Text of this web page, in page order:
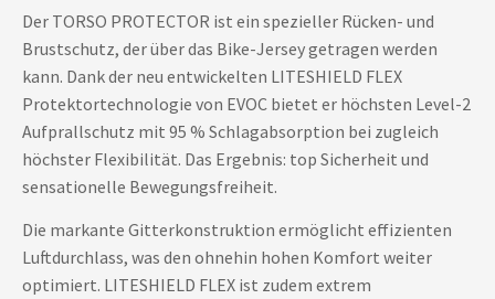
Der TORSO PROTECTOR ist ein spezieller Rücken- und
Brustschutz, der über das Bike-Jersey getragen werden
kann. Dank der neu entwickelten LITESHIELD FLEX
Protektortechnologie von EVOC bietet er höchsten Level-2
Aufprallschutz mit 95 % Schlagabsorption bei zugleich
höchster Flexibilität. Das Ergebnis: top Sicherheit und
sensationelle Bewegungsfreiheit.
Die markante Gitterkonstruktion ermöglicht effizienten
Luftdurchlass, was den ohnehin hohen Komfort weiter
optimiert. LITESHIELD FLEX ist zudem extrem